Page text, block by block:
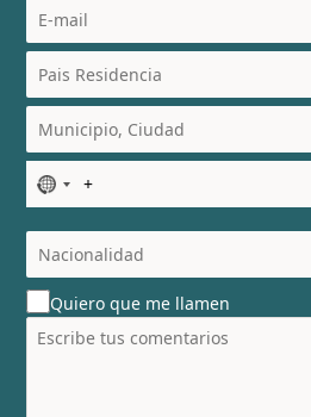
N
o
c
o
u
n
t
Quiero que me llamen